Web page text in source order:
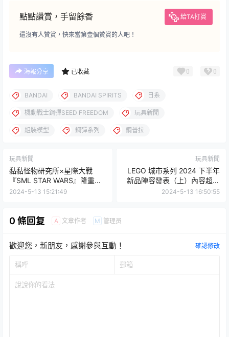
點點讚賞，手留餘香 給TA打賞
還沒有人贊賞，快來當第壹個贊賞的人吧！
海報分享 已收藏 0 0
BANDAI BANDAI SPIRITS 日系
機動戰士鋼彈SEED FREEDOM 玩具新聞
組裝模型 鋼彈系列 鋼普拉
玩具新聞
黏黏怪物研究所×星際大戰
『SML STAR WARS』隆重登
陸！可愛還原我是你爸爸經典
2024-5-13 15:21:49
玩具新聞
LEGO 城市系列 2024 下半年
新品陣容發表（上）內容超豐
富的機器人世界雲霄飛車樂園
2024-5-13 16:50:55
0 條回复 A 文章作者 M 管理员
歡迎您，新朋友，感謝參與互動！ 確認修改